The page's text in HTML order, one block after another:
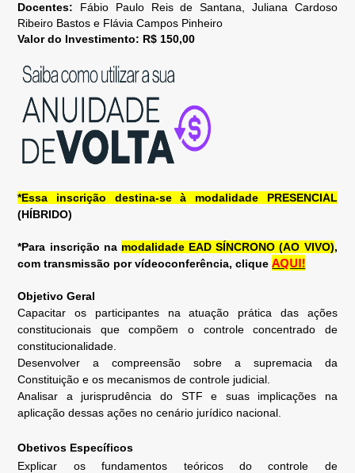
Docentes:
Fábio Paulo Reis de Santana, Juliana Cardoso
Ribeiro Bastos e Flávia Campos Pinheiro
Valor do Investimento: R$ 150,00
*Essa inscrição destina-se à modalidade PRESENCIAL
(HÍBRIDO)
*Para inscrição na modalidade EAD SÍNCRONO (AO VIVO),
com transmissão por vídeoconferência, cliqueAQUI!
Objetivo Geral
Capacitar os participantes na atuação prática das ações
constitucionais que compõem o controle concentrado de
constitucionalidade.
Desenvolver a compreensão sobre a supremacia da
Constituição e os mecanismos de controle judicial.
Analisar a jurisprudência do STF e suas implicações na
aplicação dessas ações no cenário jurídico nacional.
Obetivos Específicos
Explicar os fundamentos teóricos do controle de